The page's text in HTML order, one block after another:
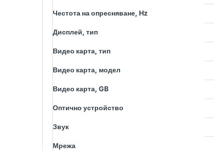
Честота на опресняване, Hz
Дисплей, тип
Видео карта, тип
Видео карта, модел
Видео карта, GB
Оптично устройство
Звук
Мрежа